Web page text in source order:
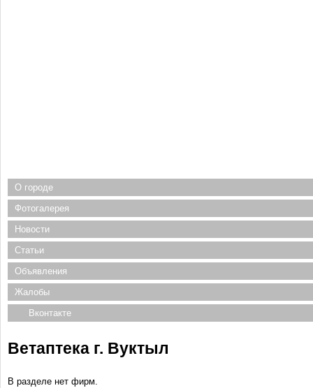
О городе
Фотогалерея
Новости
Статьи
Объявления
Жалобы
Вконтакте
Ветаптека г. Вуктыл
В разделе нет фирм.